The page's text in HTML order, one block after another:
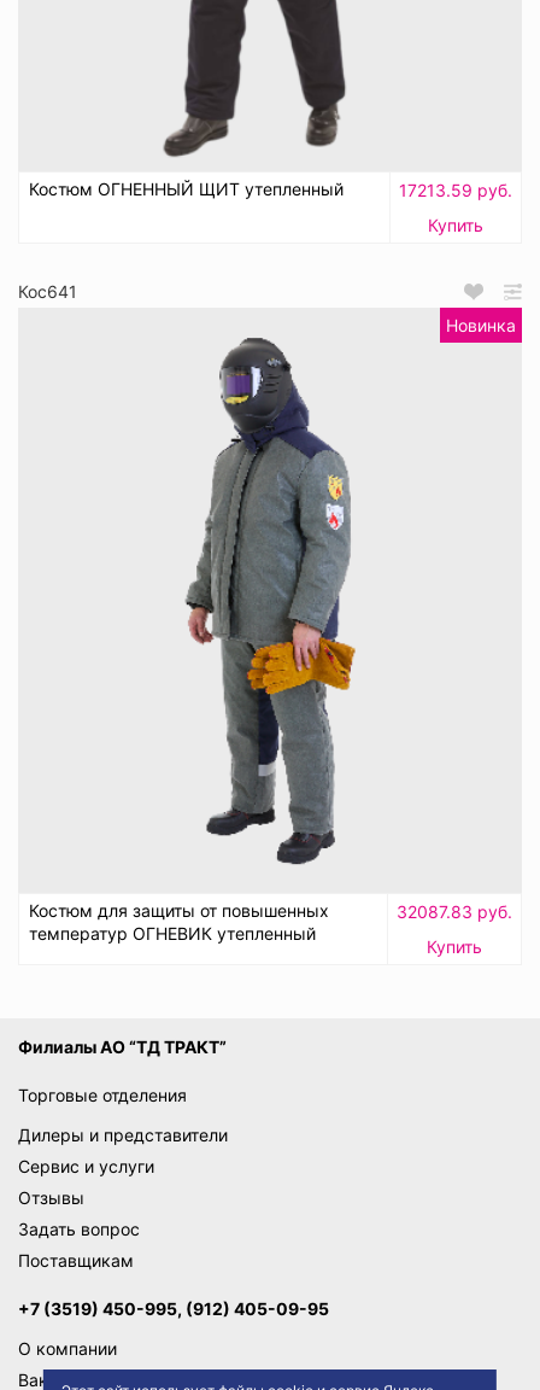
Костюм ОГНЕННЫЙ ЩИТ утепленный
17213.59 руб.
Купить
Кос641
Новинка
Костюм для защиты от повышенных
температур ОГНЕВИК утепленный
32087.83 руб.
Купить
Филиалы АО “ТД ТРАКТ”
Торговые отделения
Дилеры и представители
Сервис и услуги
Отзывы
Задать вопрос
Поставщикам
+7 (3519) 450-995, (912) 405-09-95
О компании
Вакансии